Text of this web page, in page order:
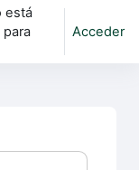
está
Acceder